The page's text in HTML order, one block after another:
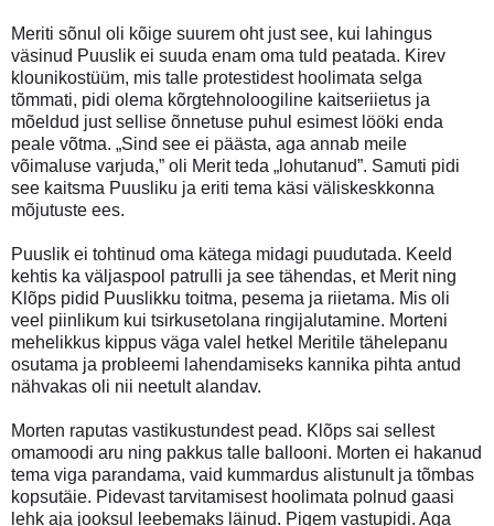
Meriti sõnul oli kõige suurem oht just see, kui lahingus
väsinud Puuslik ei suuda enam oma tuld peatada. Kirev
klounikostüüm, mis talle protestidest hoolimata selga
tõmmati, pidi olema kõrgtehnoloogiline kaitseriietus ja
mõeldud just sellise õnnetuse puhul esimest lööki enda
peale võtma. „Sind see ei päästa, aga annab meile
võimaluse varjuda,” oli Merit teda „lohutanud”. Samuti pidi
see kaitsma Puusliku ja eriti tema käsi väliskeskkonna
mõjutuste ees.
Puuslik ei tohtinud oma kätega midagi puudutada. Keeld
kehtis ka väljaspool patrulli ja see tähendas, et Merit ning
Klõps pidid Puuslikku toitma, pesema ja riietama. Mis oli
veel piinlikum kui tsirkusetolana ringijalutamine. Morteni
mehelikkus kippus väga valel hetkel Meritile tähelepanu
osutama ja probleemi lahendamiseks kannika pihta antud
nähvakas oli nii neetult alandav.
Morten raputas vastikustundest pead. Klõps sai sellest
omamoodi aru ning pakkus talle ballooni. Morten ei hakanud
tema viga parandama, vaid kummardus alistunult ja tõmbas
kopsutäie. Pidevast tarvitamisest hoolimata polnud gaasi
lehk aja jooksul leebemaks läinud. Pigem vastupidi. Aga